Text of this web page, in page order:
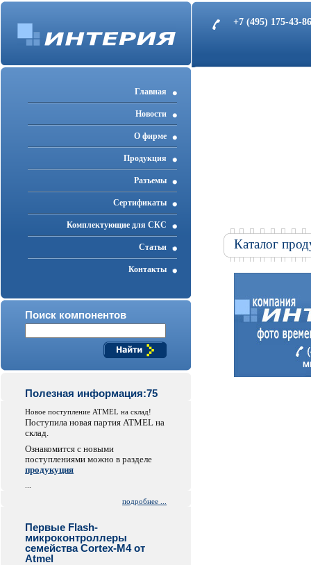
+7 (495) 175-43-
Главная
Новости
О фирме
Продукция
Разъемы
Cертификаты
Комплектующие для СКС
Статьи
Контакты
Поиск компонентов
Полезная информация:75
Новое поступление ATMEL на склад!
Поступила новая партия ATMEL на
склад.
Ознакомится с новыми
поступлениями можно в разделе
продукуция
подробнее ...
Первые Flash-
микроконтроллеры
семейства Cortex-M4 от
Atmel
Каталог